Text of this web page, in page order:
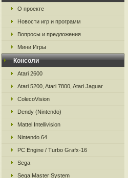
О проекте
Новости игр и программ
Вопросы и предложения
Мини Игры
Консоли
Atari 2600
Atari 5200, Atari 7800, Atari Jaguar
ColecoVision
Dendy (Nintendo)
Mattel Intellivision
Nintendo 64
PC Engine / Turbo Grafx-16
Sega
Sega Master System